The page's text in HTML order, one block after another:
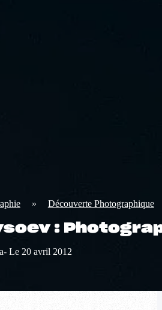
» Découverte Photographique
:
Le 20 avril 2012